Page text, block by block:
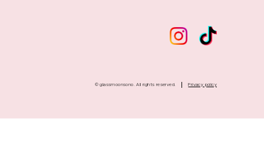
© glassmoonsono. All rights reserved. Privacy policy